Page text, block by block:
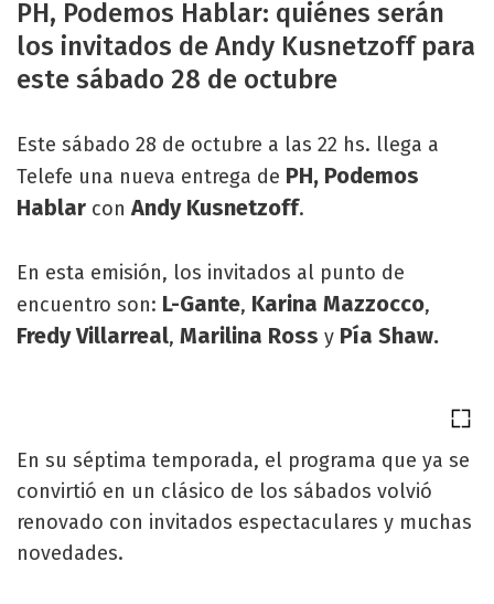
PH, Podemos Hablar: quiénes serán
los invitados de Andy Kusnetzoff para
este sábado 28 de octubre
Este sábado 28 de octubre a las 22 hs. llega a
Telefe una nueva entrega de PH, Podemos
Hablar conAndy Kusnetzoff.
En esta emisión, los invitados al punto de
encuentro son: L-Gante, Karina Mazzocco,
Fredy Villarreal, Marilina Ross y Pía Shaw.
En su séptima temporada, el programa que ya se
convirtió en un clásico de los sábados volvió
renovado con invitados espectaculares y muchas
novedades.